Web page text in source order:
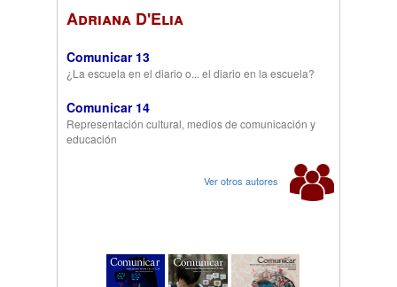
Adriana D'Elia
Comunicar 13
¿La escuela en el diario o... el diario en la escuela?
Comunicar 14
Representación cultural, medios de comunicación y
educación
Ver otros autores